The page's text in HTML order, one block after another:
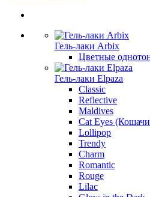
Гель-лаки Arbix
Цветные
Гель-лаки Elpaza
Classic
Reflective
Maldives
Cat Eyes
Lollipop
Trendy
Charm
Romantic
Rouge
Lilac